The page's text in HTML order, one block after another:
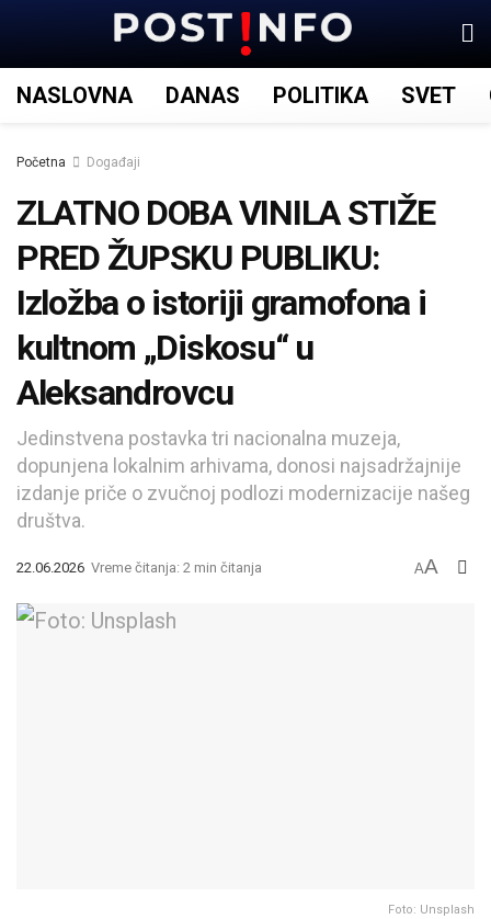
NASLOVNA DANAS POLITIKA SVET
Početna Događaji
ZLATNO DOBA VINILA STIŽE
PRED ŽUPSKU PUBLIKU:
Izložba o istoriji gramofona i
kultnom „Diskosu“ u
Aleksandrovcu
Jedinstvena postavka tri nacionalna muzeja,
dopunjena lokalnim arhivama, donosi najsadržajnije
izdanje priče o zvučnoj podlozi modernizacije našeg
društva.
22.06.2026 Vreme čitanja: 2 min čitanja AA
Foto: Unsplash